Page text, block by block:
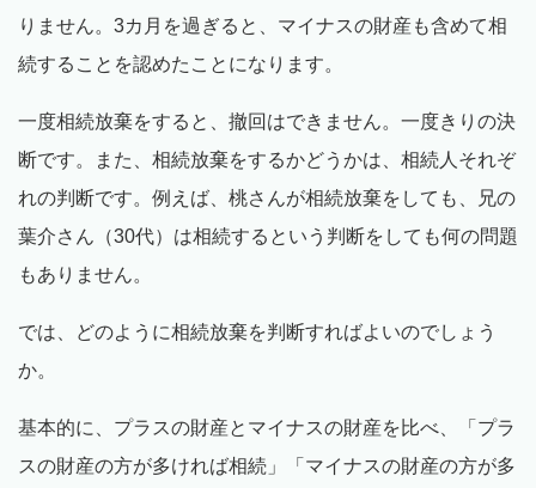
りません。3カ月を過ぎると、マイナスの財産も含めて相
続することを認めたことになります。
一度相続放棄をすると、撤回はできません。一度きりの決
断です。また、相続放棄をするかどうかは、相続人それぞ
れの判断です。例えば、桃さんが相続放棄をしても、兄の
葉介さん（30代）は相続するという判断をしても何の問題
もありません。
では、どのように相続放棄を判断すればよいのでしょう
か。
基本的に、プラスの財産とマイナスの財産を比べ、「プラ
スの財産の方が多ければ相続」「マイナスの財産の方が多